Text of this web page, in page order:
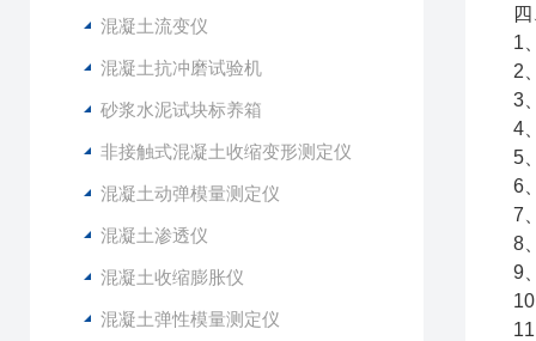
混凝土流变仪
混凝土抗冲磨试验机
砂浆水泥试块标养箱
非接触式混凝土收缩变形测定仪
混凝土动弹模量测定仪
混凝土渗透仪
混凝土收缩膨胀仪
混凝土弹性模量测定仪
1
2
3
4
5
6
7
8
9